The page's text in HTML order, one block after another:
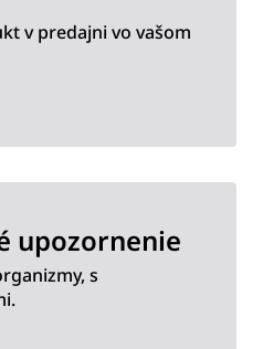
v predajni vo vašom
upozornenie
s